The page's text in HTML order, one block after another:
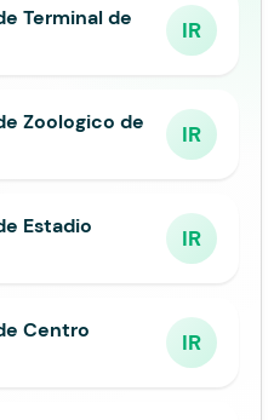
Terminal de
IR
Zoologico de
IR
Estadio
IR
Centro
IR